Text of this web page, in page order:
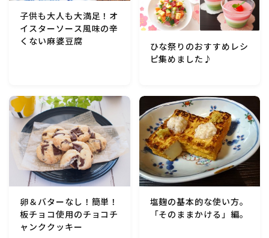
ハム・ベーコン・ソーセー・・スパム・チーズ料理
豆腐・厚揚げ・油揚げ・納豆・豆類・豆製品料理
行事食(おせち・ハロウィン・クリスマス・雛祭り・子
供の日・七夕等)
乾物・海藻・麩料理
お弁当
漬物・ピクルス・保存食・発酵食品
子供も大人も大満足！オ
イスターソース風味の辛
くない麻婆豆腐
ひな祭りのおすすめレシ
ピ集めました♪
卵＆バターなし！簡単！
板チョコ使用のチョコチ
ャンククッキー
塩麹の基本的な使い方。
「そのままかける」編。